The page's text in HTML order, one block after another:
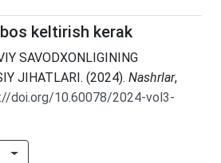
keltirish kerak
SAVODXONLIGINING
JIHATLARI. (2024). Nashrlar,
doi.org/10.60078/2024-vol3-